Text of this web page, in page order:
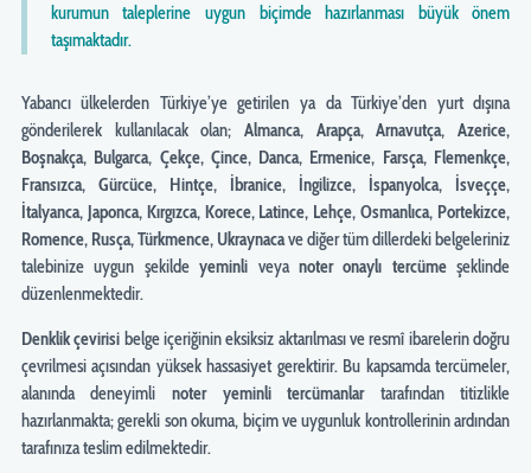
kurumun taleplerine uygun biçimde hazırlanması büyük önem
taşımaktadır.
Yabancı ülkelerden Türkiye’ye getirilen ya da Türkiye’den yurt dışına
gönderilerek kullanılacak olan; Almanca, Arapça, Arnavutça, Azerice,
Boşnakça, Bulgarca, Çekçe, Çince, Danca, Ermenice, Farsça, Flemenkçe,
Fransızca, Gürcüce, Hintçe, İbranice, İngilizce, İspanyolca, İsveççe,
İtalyanca, Japonca, Kırgızca, Korece, Latince, Lehçe, Osmanlıca, Portekizce,
Romence, Rusça, Türkmence, Ukraynacave diğer tüm dillerdeki belgeleriniz
talebinize uygun şekildeyeminli veya noter onaylı tercümeşeklinde
düzenlenmektedir.
Denklik çevirisi belge içeriğinin eksiksiz aktarılması ve resmî ibarelerin doğru
çevrilmesi açısından yüksek hassasiyet gerektirir. Bu kapsamda tercümeler,
alanında deneyimli noter yeminli tercümanlartarafından titizlikle
hazırlanmakta; gerekli son okuma, biçim ve uygunluk kontrollerinin ardından
tarafınıza teslim edilmektedir.